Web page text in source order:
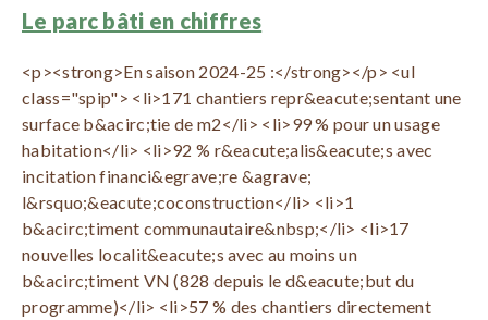
Le parc bâti en chiffres
<p><strong>En saison 2024-25 :</strong></p> <ul
class="spip"> <li>171 chantiers repr&eacute;sentant une
surface b&acirc;tie de m2</li> <li>99 % pour un usage
habitation</li> <li>92 % r&eacute;alis&eacute;s avec
incitation financi&egrave;re &agrave;
l&rsquo;&eacute;coconstruction</li> <li>1
b&acirc;timent communautaire&nbsp;</li> <li>17
nouvelles localit&eacute;s avec au moins un
b&acirc;timent VN (828 depuis le d&eacute;but du
programme)</li> <li>57 % des chantiers directement